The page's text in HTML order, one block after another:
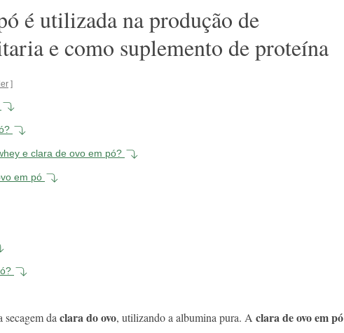
é utilizada na produção de
e como suplemento de proteína
e clara de ovo em pó?
em pó
secagem daclara do ovo, utilizando a albumina pura. A clara de ovo em pó